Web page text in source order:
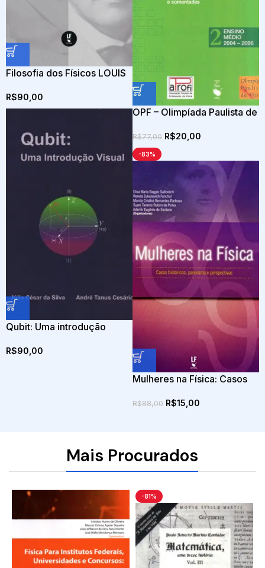
Filosofia dos Físicos LOUIS
SCHRÖDINGER Vol .2
R$90,00
OPF – Olimpíada Paulista de
2006: questões resolvidas
e comentadas
R$77,00 R$20,00
Qubit: Uma introdução
R$90,00
-83%
Mulheres na Física: Casos
perspectivas
R$88,00 R$15,00
Mais Procurados
-81%